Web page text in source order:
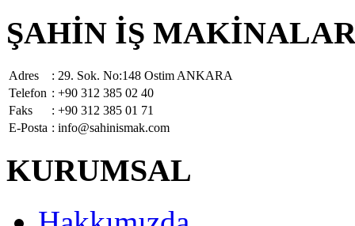
ŞAHİN İŞ
Adres
: 29. Sok. No:148 Ostim ANKARA
Telefon : +90 312 385 02 40
Faks
: +90 312 385 01 71
E-Posta : info@sahinismak.com
KURUMSAL